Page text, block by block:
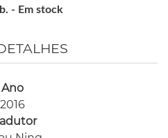
- Em stock
Ano
2016